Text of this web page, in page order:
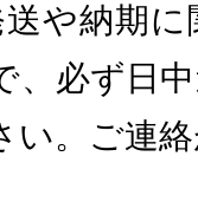
や納期
、必ず日
い。ご連